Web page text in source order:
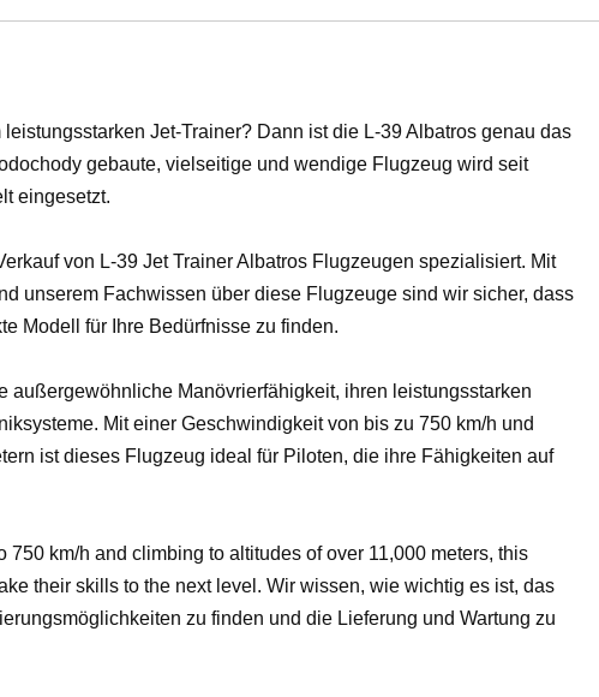
Jet-Trainer? Dann ist die L-39 Albatros genau das
gebaute, vielseitige und wendige Flugzeug wird seit
eingesetzt.
von L-39 Jet Trainer Albatros Flugzeugen spezialisiert. Mit
unserem Fachwissen über diese Flugzeuge sind wir sicher, dass
Modell für Ihre Bedürfnisse zu finden.
außergewöhnliche Manövrierfähigkeit, ihren leistungsstarken
Mit einer Geschwindigkeit von bis zu 750 km/h und
ist dieses Flugzeug ideal für Piloten, die ihre Fähigkeiten auf
km/h and climbing to altitudes of over 11,000 meters, this
their skills to the next level. Wir wissen, wie wichtig es ist, das
zu finden und die Lieferung und Wartung zu